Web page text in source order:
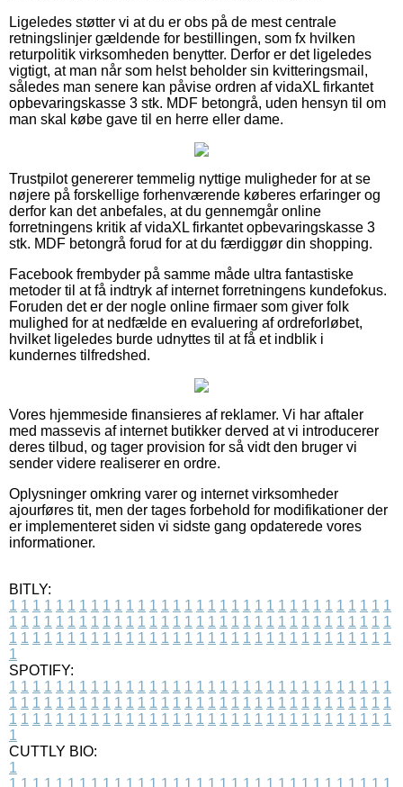
Ligeledes støtter vi at du er obs på de mest centrale
retningslinjer gældende for bestillingen, som fx hvilken
returpolitik virksomheden benytter. Derfor er det ligeledes
vigtigt, at man når som helst beholder sin kvitteringsmail,
således man senere kan påvise ordren af vidaXL firkantet
opbevaringskasse 3 stk. MDF betongrå, uden hensyn til om
man skal købe gave til en herre eller dame.
Trustpilot genererer temmelig nyttige muligheder for at se
nøjere på forskellige forhenværende køberes erfaringer og
derfor kan det anbefales, at du gennemgår online
forretningens kritik af vidaXL firkantet opbevaringskasse 3
stk. MDF betongrå forud for at du færdiggør din shopping.
Facebook frembyder på samme måde ultra fantastiske
metoder til at få indtryk af internet forretningens kundefokus.
Foruden det er der nogle online firmaer som giver folk
mulighed for at nedfælde en evaluering af ordreforløbet,
hvilket ligeledes burde udnyttes til at få et indblik i
kundernes tilfredshed.
Vores hjemmeside finansieres af reklamer. Vi har aftaler
med massevis af internet butikker derved at vi introducerer
deres tilbud, og tager provision for så vidt den bruger vi
sender videre realiserer en ordre.
Oplysninger omkring varer og internet virksomheder
ajourføres tit, men der tages forbehold for modifikationer der
er implementeret siden vi sidste gang opdaterede vores
informationer.
BITLY:
1 1 1 1 1 1 1 1 1 1 1 1 1 1 1 1 1 1 1 1 1 1 1 1 1 1 1 1 1 1 1 1 1
1 1 1 1 1 1 1 1 1 1 1 1 1 1 1 1 1 1 1 1 1 1 1 1 1 1 1 1 1 1 1 1 1
1 1 1 1 1 1 1 1 1 1 1 1 1 1 1 1 1 1 1 1 1 1 1 1 1 1 1 1 1 1 1 1 1
1
SPOTIFY:
1 1 1 1 1 1 1 1 1 1 1 1 1 1 1 1 1 1 1 1 1 1 1 1 1 1 1 1 1 1 1 1 1
1 1 1 1 1 1 1 1 1 1 1 1 1 1 1 1 1 1 1 1 1 1 1 1 1 1 1 1 1 1 1 1 1
1 1 1 1 1 1 1 1 1 1 1 1 1 1 1 1 1 1 1 1 1 1 1 1 1 1 1 1 1 1 1 1 1
1
CUTTLY BIO:
1
1 1 1 1 1 1 1 1 1 1 1 1 1 1 1 1 1 1 1 1 1 1 1 1 1 1 1 1 1 1 1 1 1